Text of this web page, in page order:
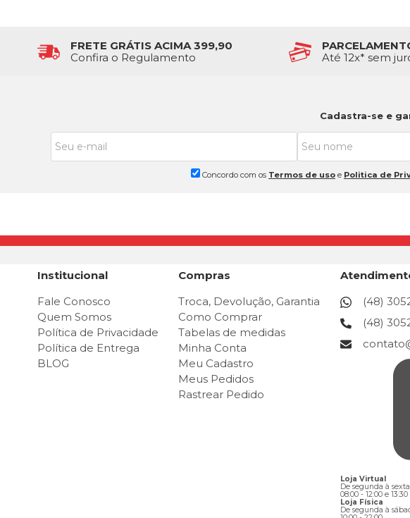
FRETE GRÁTIS ACIMA 399,90
Confira o Regulamento
Até 12x* sem
Cadastra-se e
Concordo com os Termos de uso e Politica de
Institucional
Fale Conosco
Quem Somos
Política de Privacidade
Política de Entrega
BLOG
Compras
Troca, Devolução, Garantia
Como Comprar
Tabelas de medidas
Minha Conta
Meu Cadastro
Meus Pedidos
Rastrear Pedido
(48)
(48)
Loja Virtual
De segunda à sexta
08:00 - 12:00 e 13:30
Loja Física
De segunda à